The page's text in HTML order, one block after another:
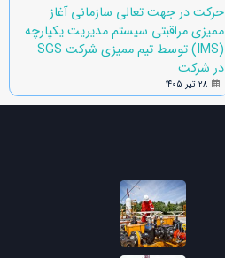
حرکت در جهت تعالی سازمانی آغاز
ممیزی مراقبتی سیستم مدیریت یکپارچه
(IMS) توسط تیم ممیزی شرکت SGS
در شرکت
۲۸ تیر ۱۴۰۵